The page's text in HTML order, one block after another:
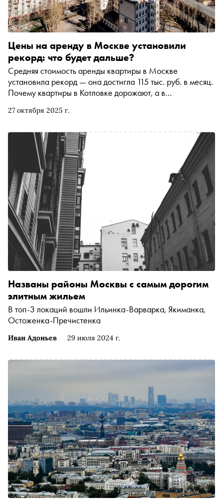
27 октября 2025 г.
Цены на аренду в Москве установили
рекорд: что будет дальше?
Средняя стоимость аренды квартиры в Москве
установила рекорд — она достигла 115 тыс. руб. в месяц.
Почему квартиры в Котловке дорожают, а в
ставки аренды в 2026-м — в материале «Сноба»
Иван Адоньев 29 июля 2024 г.
Названы районы Москвы с самым дорогим
элитным жильем
В топ-3 локаций вошли Ильинка-Варварка, Якиманка,
Остоженка-Пречистенка